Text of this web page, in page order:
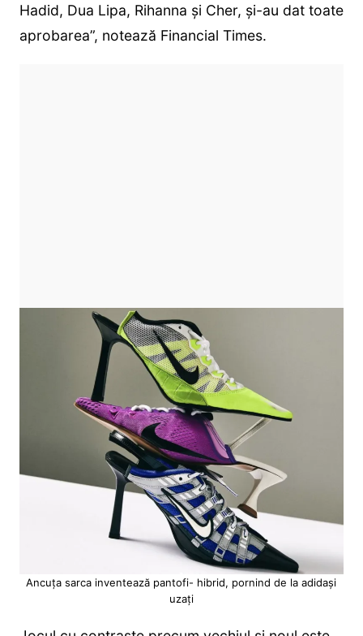
Hadid, Dua Lipa, Rihanna și Cher, și-au dat toate
aprobarea”, notează Financial Times.
Ancuța sarca inventează pantofi- hibrid, pornind de la adidași
uzați